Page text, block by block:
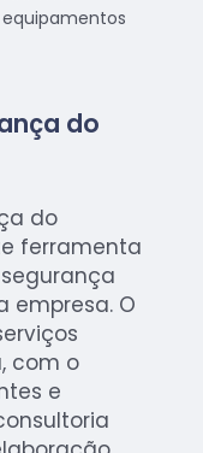
do
do
ferramenta
empresa. O
com o
e